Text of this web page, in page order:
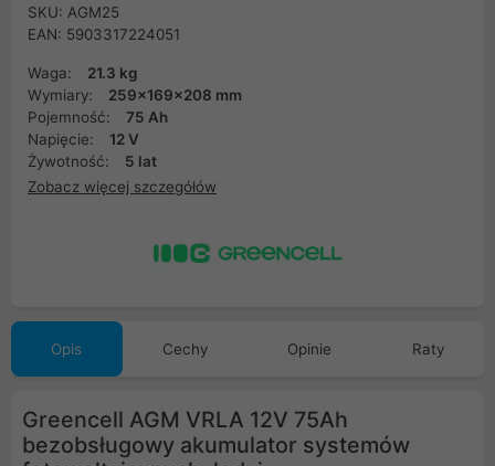
SKU: AGM25
EAN: 5903317224051
Waga:
21.3 kg
Wymiary:
259x169x208 mm
Pojemność:
75 Ah
Napięcie:
12 V
Żywotność:
5 lat
Zobacz więcej szczegółów
Opis Cechy Opinie Raty
Greencell AGM VRLA 12V 75Ah
bezobsługowy akumulator systemów